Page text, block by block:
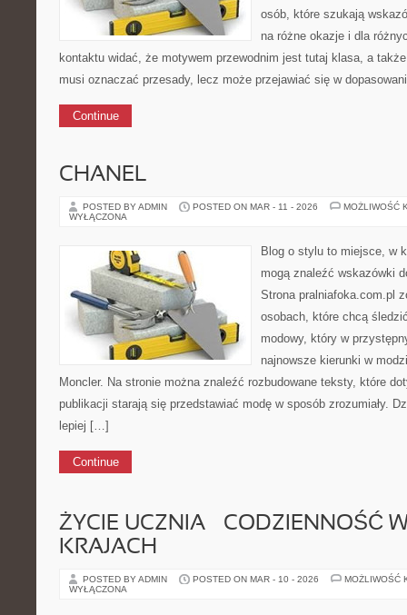
osób, które szukają
na różne okazje i dla
kontaktu widać, że motywem przewodnim jest tutaj klasa, a
musi oznaczać przesady, lecz może przejawiać się w
Continue
CHANEL
POSTED BY ADMIN POSTED ON MAR - 11 - 2026
MOŻLIWOŚĆ
WYŁĄCZONA
Blog o stylu to miejsce, w
mogą znaleźć wskazówki
Strona pralniafoka.com.pl
osobach, które chcą
modowy, który w
najnowsze kierunki w
Moncler. Na stronie można znaleźć rozbudowane teksty, które
publikacji starają się przedstawiać modę w sposób zrozumiały.
lepiej […]
Continue
ŻYCIE UCZNIA – CODZIENNOŚĆ
KRAJACH
POSTED BY ADMIN POSTED ON MAR - 10 - 2026
MOŻLIWOŚĆ
WYŁĄCZONA